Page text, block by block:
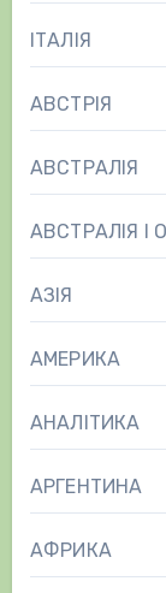
ІТАЛІЯ
АВСТРІЯ
АВСТРАЛІЯ
АВСТРАЛІЯ І
АЗІЯ
АМЕРИКА
АНАЛІТИКА
АРГЕНТИНА
АФРИКА